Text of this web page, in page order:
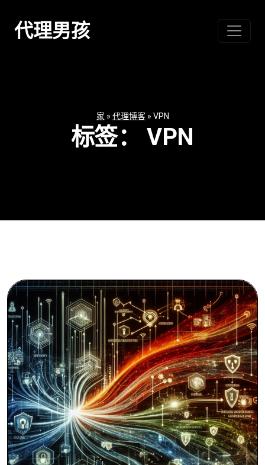
代理男孩
家 » 代理博客» VPN
标签：VPN